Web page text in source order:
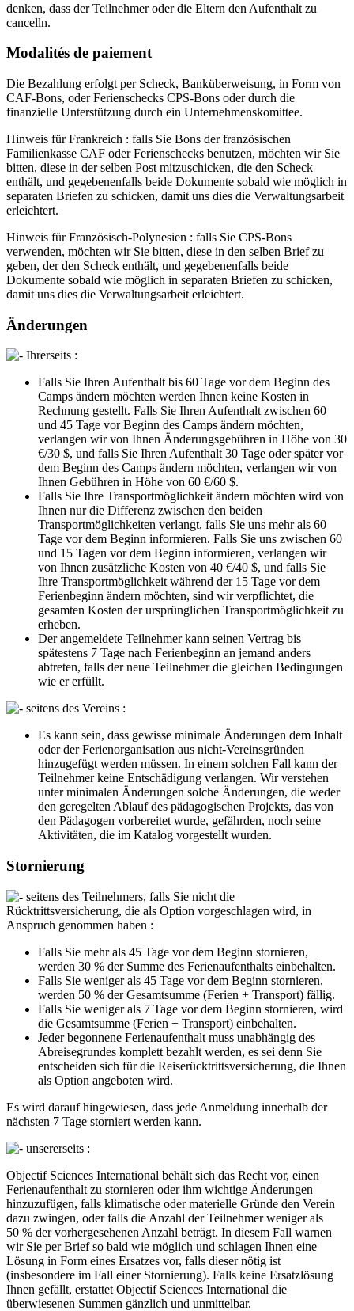
denken, dass der Teilnehmer oder die Eltern den Aufenthalt zu
cancelln.
Modalités de paiement
Die Bezahlung erfolgt per Scheck, Banküberweisung, in Form von
CAF-Bons, oder Ferienschecks CPS-Bons oder durch die
finanzielle Unterstützung durch ein Unternehmenskomittee.
Hinweis für Frankreich : falls Sie Bons der französischen
Familienkasse CAF oder Ferienschecks benutzen, möchten wir Sie
bitten, diese in der selben Post mitzuschicken, die den Scheck
enthält, und gegebenenfalls beide Dokumente sobald wie möglich in
separaten Briefen zu schicken, damit uns dies die Verwaltungsarbeit
erleichtert.
Hinweis für Französisch-Polynesien : falls Sie CPS-Bons
verwenden, möchten wir Sie bitten, diese in den selben Brief zu
geben, der den Scheck enthält, und gegebenenfalls beide
Dokumente sobald wie möglich in separaten Briefen zu schicken,
damit uns dies die Verwaltungsarbeit erleichtert.
Änderungen
Ihrerseits :
Falls Sie Ihren Aufenthalt bis 60 Tage vor dem Beginn des
Camps ändern möchten werden Ihnen keine Kosten in
Rechnung gestellt. Falls Sie Ihren Aufenthalt zwischen 60
und 45 Tage vor Beginn des Camps ändern möchten,
verlangen wir von Ihnen Änderungsgebühren in Höhe von 30
€/30 $, und falls Sie Ihren Aufenthalt 30 Tage oder später vor
dem Beginn des Camps ändern möchten, verlangen wir von
Ihnen Gebühren in Höhe von 60 €/60 $.
Falls Sie Ihre Transportmöglichkeit ändern möchten wird von
Ihnen nur die Differenz zwischen den beiden
Transportmöglichkeiten verlangt, falls Sie uns mehr als 60
Tage vor dem Beginn informieren. Falls Sie uns zwischen 60
und 15 Tagen vor dem Beginn informieren, verlangen wir
von Ihnen zusätzliche Kosten von 40 €/40 $, und falls Sie
Ihre Transportmöglichkeit während der 15 Tage vor dem
Ferienbeginn ändern möchten, sind wir verpflichtet, die
gesamten Kosten der ursprünglichen Transportmöglichkeit zu
erheben.
Der angemeldete Teilnehmer kann seinen Vertrag bis
spätestens 7 Tage nach Ferienbeginn an jemand anders
abtreten, falls der neue Teilnehmer die gleichen Bedingungen
wie er erfüllt.
seitens des Vereins :
Es kann sein, dass gewisse minimale Änderungen dem Inhalt
oder der Ferienorganisation aus nicht-Vereinsgründen
hinzugefügt werden müssen. In einem solchen Fall kann der
Teilnehmer keine Entschädigung verlangen. Wir verstehen
unter minimalen Änderungen solche Änderungen, die weder
den geregelten Ablauf des pädagogischen Projekts, das von
den Pädagogen vorbereitet wurde, gefährden, noch seine
Aktivitäten, die im Katalog vorgestellt wurden.
Stornierung
seitens des Teilnehmers, falls Sie nicht die
Rücktrittsversicherung, die als Option vorgeschlagen wird, in
Anspruch genommen haben :
Falls Sie mehr als 45 Tage vor dem Beginn stornieren,
werden 30 % der Summe des Ferienaufenthalts einbehalten.
Falls Sie weniger als 45 Tage vor dem Beginn stornieren,
werden 50 % der Gesamtsumme (Ferien + Transport) fällig.
Falls Sie weniger als 7 Tage vor dem Beginn stornieren, wird
die Gesamtsumme (Ferien + Transport) einbehalten.
Jeder begonnene Ferienaufenthalt muss unabhängig des
Abreisegrundes komplett bezahlt werden, es sei denn Sie
entscheiden sich für die Reiserücktrittsversicherung, die Ihnen
als Option angeboten wird.
Es wird darauf hingewiesen, dass jede Anmeldung innerhalb der
nächsten 7 Tage storniert werden kann.
unsererseits :
Objectif Sciences International behält sich das Recht vor, einen
Ferienaufenthalt zu stornieren oder ihm wichtige Änderungen
hinzuzufügen, falls klimatische oder materielle Gründe den Verein
dazu zwingen, oder falls die Anzahl der Teilnehmer weniger als
50 % der vorhergesehenen Anzahl beträgt. In diesem Fall warnen
wir Sie per Brief so bald wie möglich und schlagen Ihnen eine
Lösung in Form eines Ersatzes vor, falls dieser nötig ist
(insbesondere im Fall einer Stornierung). Falls keine Ersatzlösung
Ihnen gefällt, erstattet Objectif Sciences International die
überwiesenen Summen gänzlich und unmittelbar.